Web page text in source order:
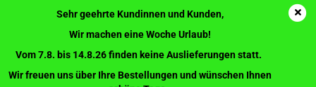
Sehr geehrte Kundinnen und Kunden,
Wir machen eine Woche Urlaub!
Vom 7.8. bis 14.8.26 finden keine Auslieferungen statt.
Wir freuen uns über Ihre Bestellungen und wünschen Ihnen